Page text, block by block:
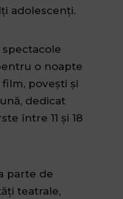
adolescenți.
spectacole
o noapte
povești și
dedicat
între 11 și 18
parte de
teatrale,